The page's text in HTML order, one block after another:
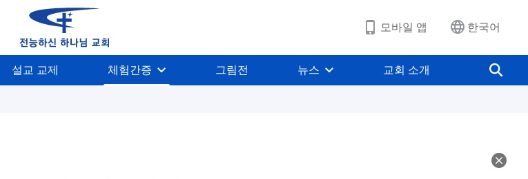
모바일 앱 한국어
설교 교제 체험간증 그림전 뉴스 교회 소개